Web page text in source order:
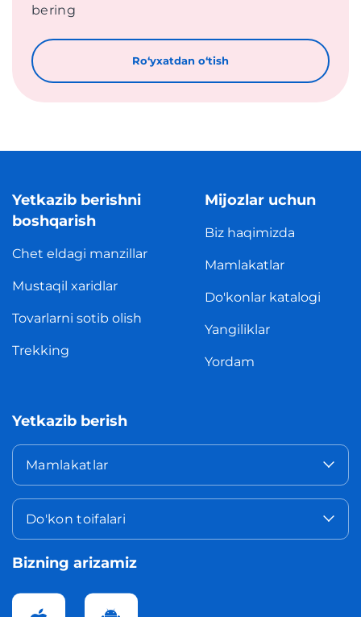
bering
Roʻyxatdan oʻtish
Yetkazib berishni
boshqarish
Chet eldagi manzillar
Mustaqil xaridlar
Tovarlarni sotib olish
Trekking
Mijozlar uchun
Biz haqimizda
Mamlakatlar
Do'konlar katalogi
Yangiliklar
Yordam
Yetkazib berish
Mamlakatlar
Do'kon toifalari
Bizning arizamiz